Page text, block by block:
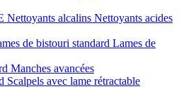
Nettoyants alcalins Nettoyants acides
de bistouri standard Lames de
Manches avancées
Scalpels avec lame rétractable